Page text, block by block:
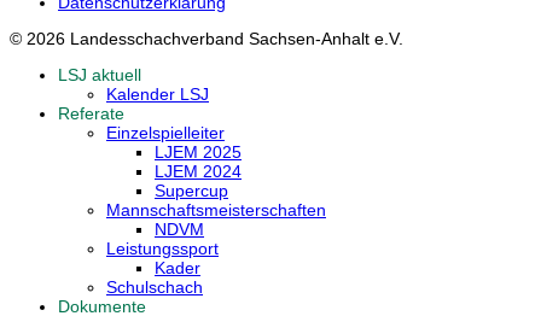
© 2026 Landesschachverband Sachsen-Anhalt e.V.
LSJ aktuell
Kalender LSJ
Referate
Einzelspielleiter
LJEM 2025
LJEM 2024
Supercup
Mannschaftsmeisterschaften
NDVM
Leistungssport
Kader
Schulschach
Dokumente